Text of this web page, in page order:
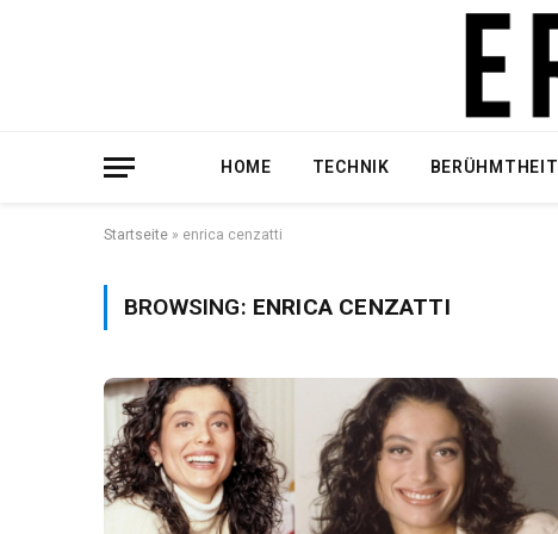
HOME TECHNIK BERÜHMTHEIT
Startseite » enrica cenzatti
BROWSING: ENRICA CENZATTI